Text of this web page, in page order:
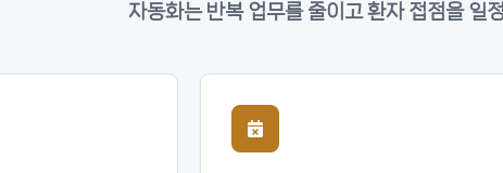
자동화는 반복 업무를 줄이고 환자 접점을 일